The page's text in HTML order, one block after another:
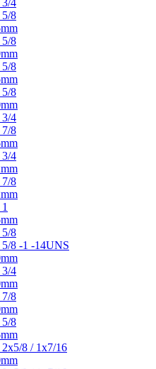
4
8
8
8
8
4
8
4
8
8
8 -1 -14UNS
4
8
8
8 / 1x7/16